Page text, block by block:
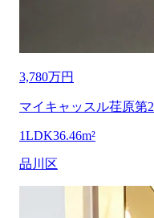
3,780万円
マイキャッスル荏原第2
1LDK36.46m²
品川区